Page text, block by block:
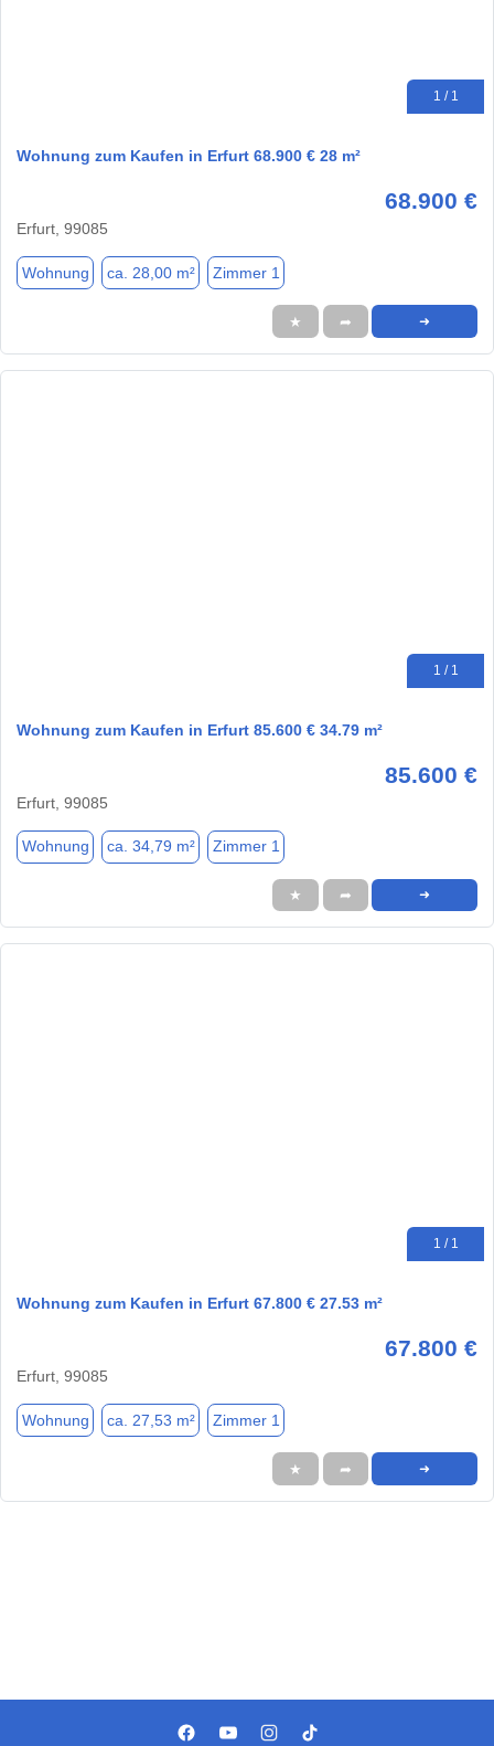
1 / 1
Wohnung zum Kaufen in Erfurt 68.900 € 28 m²
68.900 €
Erfurt, 99085
Wohnung ca. 28,00 m² Zimmer 1
★ ➦ ➜
1 / 1
Wohnung zum Kaufen in Erfurt 85.600 € 34.79 m²
85.600 €
Erfurt, 99085
Wohnung ca. 34,79 m² Zimmer 1
★ ➦ ➜
1 / 1
Wohnung zum Kaufen in Erfurt 67.800 € 27.53 m²
67.800 €
Erfurt, 99085
Wohnung ca. 27,53 m² Zimmer 1
★ ➦ ➜